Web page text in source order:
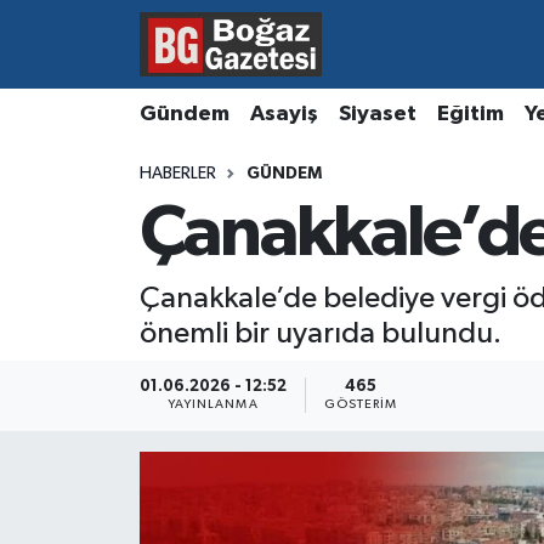
Gündem Asayiş Siyaset Eğitim
HABERLER GÜNDEM
Çanakkale’de belediye vergi
önemli bir uyarıda bulundu.
01.06.2026 - 12:52
YAYINLANMA
465
GÖSTERIM
Asayiş
Ekonomi
Kültür ve Sanat
Hava Durumu
Süper Lig Puan Durumu ve Fikstür
Son Dakika Haberleri
Haber Arşivi